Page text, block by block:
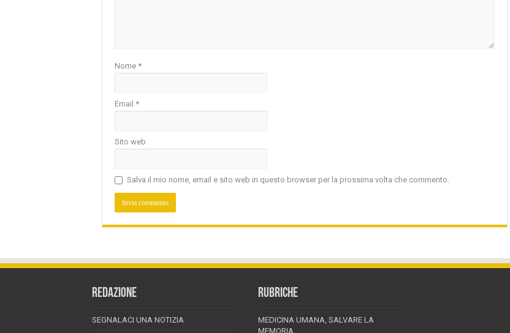
Nome *
Email *
Sito web
Salva il mio nome, email e sito web in questo browser per la prossima volta che commento.
REDAZIONE
SEGNALACI UNA NOTIZIA
RUBRICHE
MEDICINA UMANA, SALVARE LA
MEMORIA